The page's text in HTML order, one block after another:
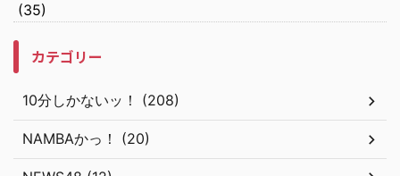
(35)
カテゴリー
10分しかないッ！ (208)
NAMBAかっ！ (20)